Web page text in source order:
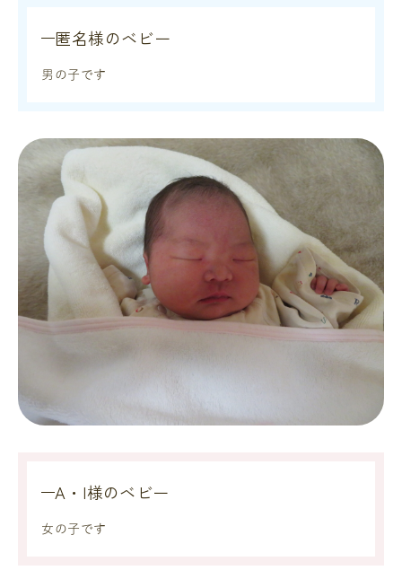
匿名様のベビー
男の子です
A・I様のベビー
女の子です